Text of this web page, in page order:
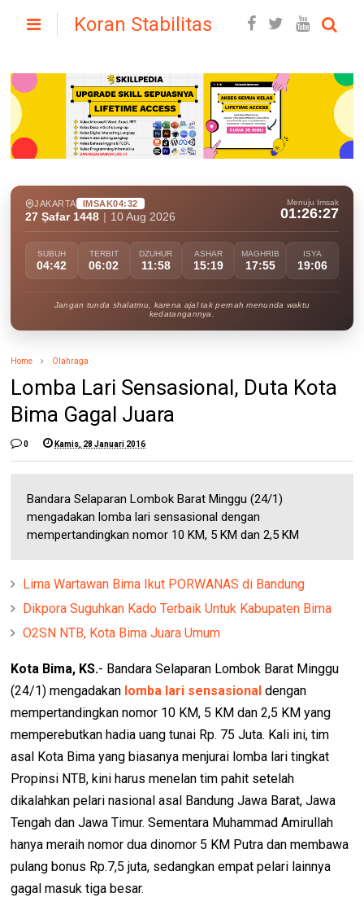
Koran Stabilitas
JAKARTA IMSAK04:32
27 Ṣafar 1448 10 Aug 2026
Menuju Imsak
01:26:26
SUBUH
04:42
TERBIT
06:02
DZUHUR
11:58
ASHAR
15:19
MAGHRIB
17:55
ISYA
19:06
Jangan tunda shalatmu, karena ajal tak pernah menunda waktu
kedatangannya.
Home Olahraga
Lomba Lari Sensasional, Duta Kota
Bima Gagal Juara
0 Kamis, 28 Januari 2016
Bandara Selaparan Lombok Barat Minggu (24/1)
mengadakan lomba lari sensasional dengan
mempertandingkan nomor 10 KM, 5 KM dan 2,5 KM
Lima Wartawan Bima Ikut PORWANAS di Bandung
Dikpora Suguhkan Kado Terbaik Untuk Kabupaten Bima
O2SN NTB, Kota Bima Juara Umum
Kota Bima, KS.- Bandara Selaparan Lombok Barat Minggu
(24/1) mengadakan lomba lari sensasional dengan
mempertandingkan nomor 10 KM, 5 KM dan 2,5 KM yang
memperebutkan hadia uang tunai Rp. 75 Juta. Kali ini, tim
asal Kota Bima yang biasanya menjurai lomba lari tingkat
Propinsi NTB, kini harus menelan tim pahit setelah
dikalahkan pelari nasional asal Bandung Jawa Barat, Jawa
Tengah dan Jawa Timur. Sementara Muhammad Amirullah
hanya meraih nomor dua dinomor 5 KM Putra dan membawa
pulang bonus Rp.7,5 juta, sedangkan empat pelari lainnya
gagal masuk tiga besar.